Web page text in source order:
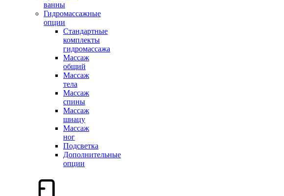
ванны
Гидромассажные
опции
Стандартные
комплекты
гидромассажа
Массаж
общий
Массаж
тела
Массаж
спины
Массаж
шиацу
Массаж
ног
Подсветка
Дополнительные
опции